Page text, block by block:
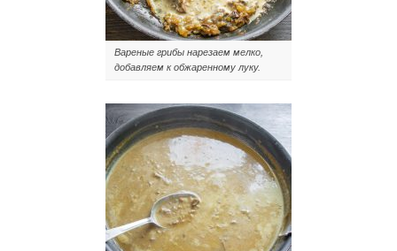
Вареные грибы нарезаем мелко,
добавляем к обжаренному луку.